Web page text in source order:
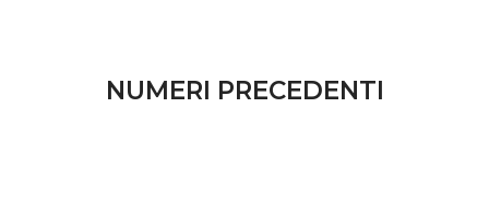
NUMERI PRECEDENTI